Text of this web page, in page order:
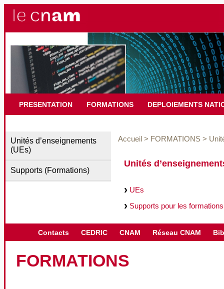
PRESENTATION FORMATIONS DEPLOIEMENTS
Unités d’enseignements
(UEs)
Supports (Formations)
Accueil > FORMATIONS >
Unités
UEs
Supports pour les formations
Contacts CEDRIC CNAM Réseau CNAM
FORMATIONS